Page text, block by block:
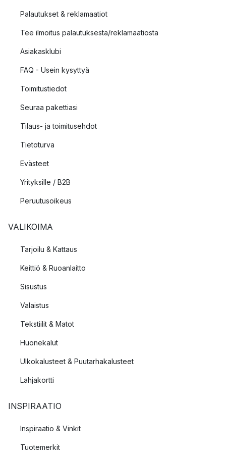
Palautukset & reklamaatiot
Tee ilmoitus palautuksesta/reklamaatiosta
Asiakasklubi
FAQ - Usein kysyttyä
Toimitustiedot
Seuraa pakettiasi
Tilaus- ja toimitusehdot
Tietoturva
Evästeet
Yrityksille / B2B
Peruutusoikeus
VALIKOIMA
Tarjoilu & Kattaus
Keittiö & Ruoanlaitto
Sisustus
Valaistus
Tekstiilit & Matot
Huonekalut
Ulkokalusteet & Puutarhakalusteet
Lahjakortti
INSPIRAATIO
Inspiraatio & Vinkit
Tuotemerkit